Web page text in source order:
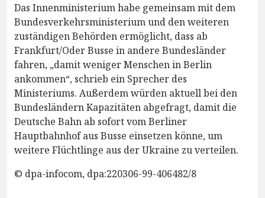
Das Innenministerium habe gemeinsam mit dem
Bundesverkehrsministerium und den weiteren
zuständigen Behörden ermöglicht, dass ab
Frankfurt/Oder Busse in andere Bundesländer
fahren, „damit weniger Menschen in Berlin
ankommen“, schrieb ein Sprecher des
Ministeriums. Außerdem würden aktuell bei den
Bundesländern Kapazitäten abgefragt, damit die
Deutsche Bahn ab sofort vom Berliner
Hauptbahnhof aus Busse einsetzen könne, um
weitere Flüchtlinge aus der Ukraine zu verteilen.
© dpa-infocom, dpa:220306-99-406482/8